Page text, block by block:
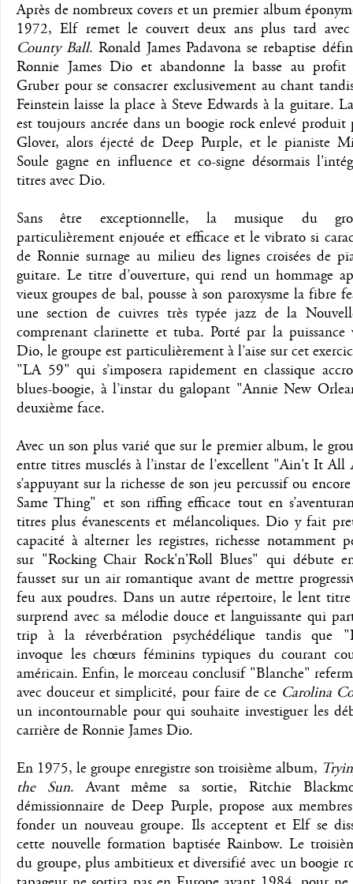
Après de nombreux covers et un premier album
1972, Elf remet le couvert deux ans plus tard
County Ball. Ronald James Padavona se rebaptise
Ronnie James Dio et abandonne la basse au
Gruber pour se consacrer exclusivement au chant
Feinstein laisse la place à Steve Edwards à la guitare.
est toujours ancrée dans un boogie rock enlevé produit
Glover, alors éjecté de Deep Purple, et le pianiste
Soule gagne en influence et co-signe désormais
titres avec Dio.
Sans être exceptionnelle, la musique du
particulièrement enjouée et efficace et le vibrato si
de Ronnie surnage au milieu des lignes croisées de
guitare. Le titre d’ouverture, qui rend un hommage
vieux groupes de bal, pousse à son paroxysme la fibre
une section de cuivres très typée jazz de la
comprenant clarinette et tuba. Porté par la puissance
Dio, le groupe est particulièrement à l’aise sur cet
"LA 59" qui s’imposera rapidement en classique
blues-boogie, à l’instar du galopant "Annie New
deuxième face.
Avec un son plus varié que sur le premier album, le
entre titres musclés à l’instar de l’excellent "Ain't It All
s’appuyant sur la richesse de son jeu percussif ou
Same Thing" et son riffing efficace tout en
titres plus évanescents et mélancoliques. Dio y fait
capacité à alterner les registres, richesse notamment
sur "Rocking Chair Rock'n'Roll Blues" qui débute
fausset sur un air romantique avant de mettre
feu aux poudres. Dans un autre répertoire, le lent
surprend avec sa mélodie douce et languissante qui
trip à la réverbération psychédélique tandis que
invoque les chœurs féminins typiques du courant
américain. Enfin, le morceau conclusif "Blanche"
avec douceur et simplicité, pour faire de ce Carolina
un incontournable pour qui souhaite investiguer les
carrière de Ronnie James Dio.
En 1975, le groupe enregistre son troisième album,
the Sun. Avant même sa sortie, Ritchie
démissionnaire de Deep Purple, propose aux
fonder un nouveau groupe. Ils acceptent et Elf se
cette nouvelle formation baptisée Rainbow. Le
du groupe, plus ambitieux et diversifié avec un boogie